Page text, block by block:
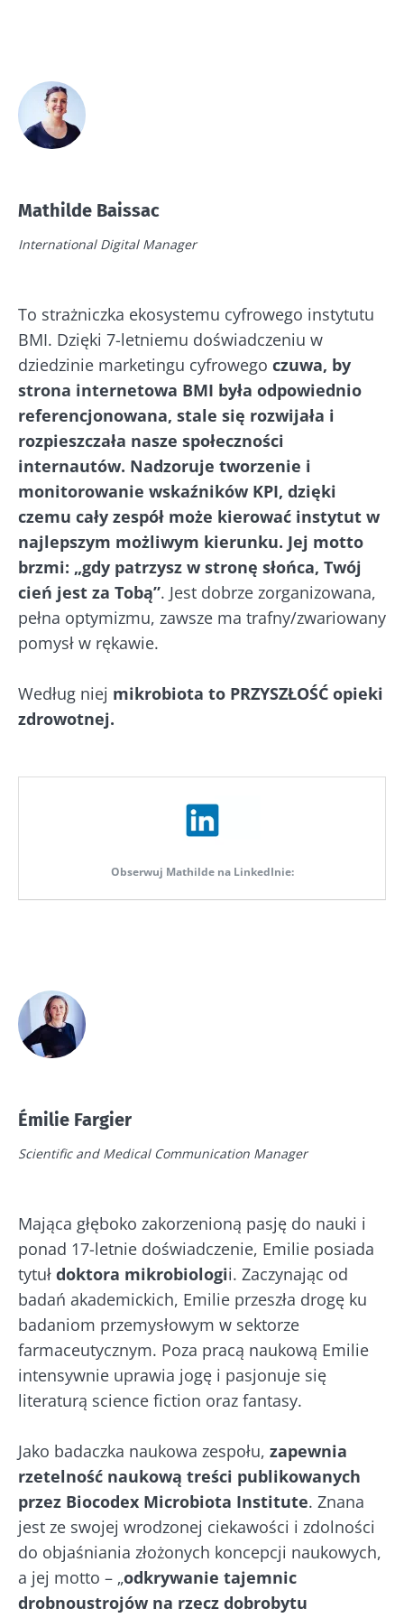
Mathilde Baissac
International Digital Manager
To strażniczka ekosystemu cyfrowego instytutu
BMI. Dzięki 7-letniemu doświadczeniu w
dziedzinie marketingu cyfrowego czuwa, by
strona internetowa BMI była odpowiednio
referencjonowana, stale się rozwijała i
rozpieszczała nasze społeczności
internautów. Nadzoruje tworzenie i
monitorowanie wskaźników KPI, dzięki
czemu cały zespół może kierować instytut w
najlepszym możliwym kierunku. Jej motto
brzmi: „gdy patrzysz w stronę słońca, Twój
cień jest za Tobą”. Jest dobrze zorganizowana,
pełna optymizmu, zawsze ma trafny/zwariowany
pomysł w rękawie.
Według niej mikrobiota to PRZYSZŁOŚĆ opieki
zdrowotnej.
Obserwuj Mathilde na LinkedInie:
Émilie Fargier
Scientific and Medical Communication Manager
Mająca głęboko zakorzenioną pasję do nauki i
ponad 17-letnie doświadczenie, Emilie posiada
tytuł doktora mikrobiologii. Zaczynając od
badań akademickich, Emilie przeszła drogę ku
badaniom przemysłowym w sektorze
farmaceutycznym. Poza pracą naukową Emilie
intensywnie uprawia jogę i pasjonuje się
literaturą science fiction oraz fantasy.
Jako badaczka naukowa zespołu, zapewnia
rzetelność naukową treści publikowanych
przez Biocodex Microbiota Institute. Znana
jest ze swojej wrodzonej ciekawości i zdolności
do objaśniania złożonych koncepcji naukowych,
a jej motto – „odkrywanie tajemnic
drobnoustrojów na rzecz dobrobytu
Bądź na bieżąco
Nie odchodź tak
szybko!
Dołącz do społeczności mikrobioty i raz w
miesiącu odbieraj „The Essential”, aby być na
bieżąco z najnowszymi informacjami o
mikrobiocie